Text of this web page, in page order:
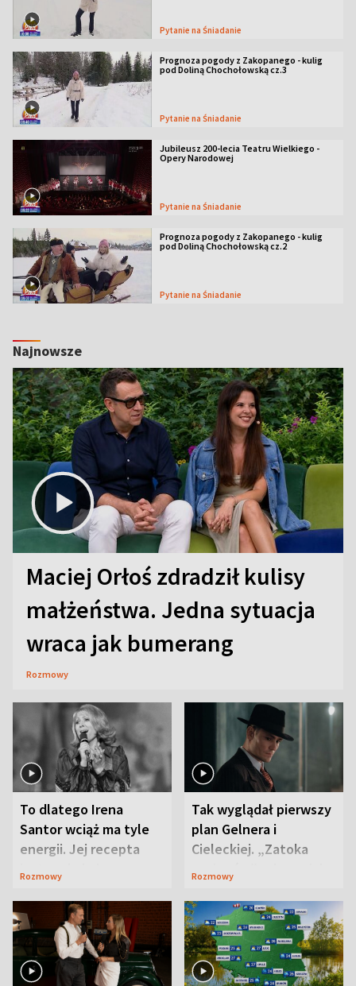
Pytanie na Śniadanie
Prognoza pogody z Zakopanego - kulig
pod Doliną Chochołowską cz.3
Pytanie na Śniadanie
Jubileusz 200-lecia Teatru Wielkiego -
Opery Narodowej
Pytanie na Śniadanie
Prognoza pogody z Zakopanego - kulig
pod Doliną Chochołowską cz.2
Pytanie na Śniadanie
Najnowsze
Maciej Orłoś zdradził kulisy
małżeństwa. Jedna sytuacja
wraca jak bumerang
Rozmowy
To dlatego Irena
Santor wciąż ma tyle
energii. Jej recepta
jest zaskakująco
Rozmowy
Tak wyglądał pierwszy
plan Gelnera i
Cieleckiej. „Zatoka
szpiegów” od razu ich
Rozmowy